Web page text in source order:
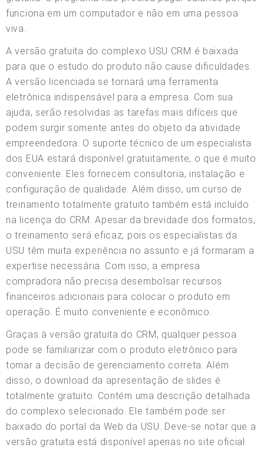
funciona em um computador e não em uma pessoa
viva.
A versão gratuita do complexo USU CRM é baixada
para que o estudo do produto não cause dificuldades.
A versão licenciada se tornará uma ferramenta
eletrônica indispensável para a empresa. Com sua
ajuda, serão resolvidas as tarefas mais difíceis que
podem surgir somente antes do objeto da atividade
empreendedora. O suporte técnico de um especialista
dos EUA estará disponível gratuitamente, o que é muito
conveniente. Eles fornecem consultoria, instalação e
configuração de qualidade. Além disso, um curso de
treinamento totalmente gratuito também está incluído
na licença do CRM. Apesar da brevidade dos formatos,
o treinamento será eficaz, pois os especialistas da
USU têm muita experiência no assunto e já formaram a
expertise necessária. Com isso, a empresa
compradora não precisa desembolsar recursos
financeiros adicionais para colocar o produto em
operação. É muito conveniente e econômico.
Graças à versão gratuita do CRM, qualquer pessoa
pode se familiarizar com o produto eletrônico para
tomar a decisão de gerenciamento correta. Além
disso, o download da apresentação de slides é
totalmente gratuito. Contém uma descrição detalhada
do complexo selecionado. Ele também pode ser
baixado do portal da Web da USU. Deve-se notar que a
versão gratuita está disponível apenas no site oficial